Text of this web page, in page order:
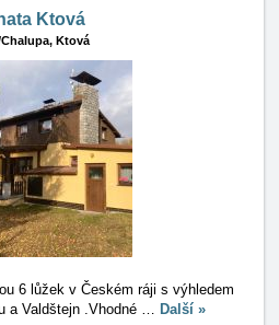
Ktová
Ktová
6 lůžek v Českém ráji s výhledem
a Valdštejn .Vhodné … Další »